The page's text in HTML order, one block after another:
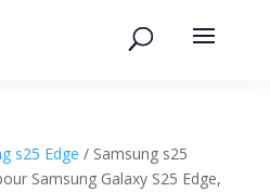
s25 Edge / Samsung s25
Samsung Galaxy S25 Edge,